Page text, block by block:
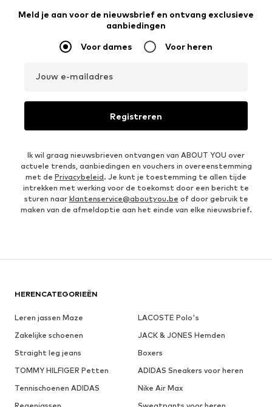
Meld je aan voor de nieuwsbrief en ontvang exclusieve
aanbiedingen
Voor dames Voor heren
Jouw e-mailadres
Registreren
Ik wil graag nieuwsbrieven ontvangen van ABOUT YOU over
actuele trends, aanbiedingen en vouchers in overeenstemming
met de Privacybeleid. Je kunt je toestemming te allen tijde
intrekken met werking voor de toekomst door een bericht te
sturen naar klantenservice@aboutyou.be of door gebruik te
maken van de afmeldoptie aan het einde van elke nieuwsbrief.
HERENCATEGORIEËN
Leren jassen Maze
LACOSTE Polo's
Zakelijke schoenen
JACK & JONES Hemden
Straight leg jeans
Boxers
TOMMY HILFIGER Petten
ADIDAS Sneakers voor heren
Tennischoenen ADIDAS
Nike Air Max